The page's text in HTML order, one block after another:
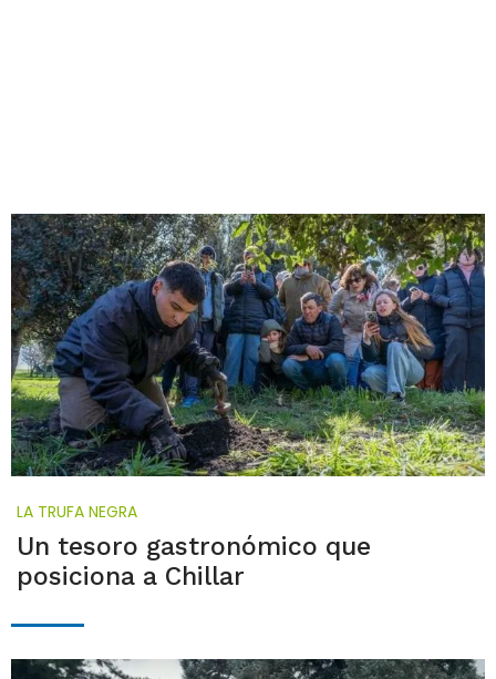
LA TRUFA NEGRA
Un tesoro gastronómico que
posiciona a Chillar